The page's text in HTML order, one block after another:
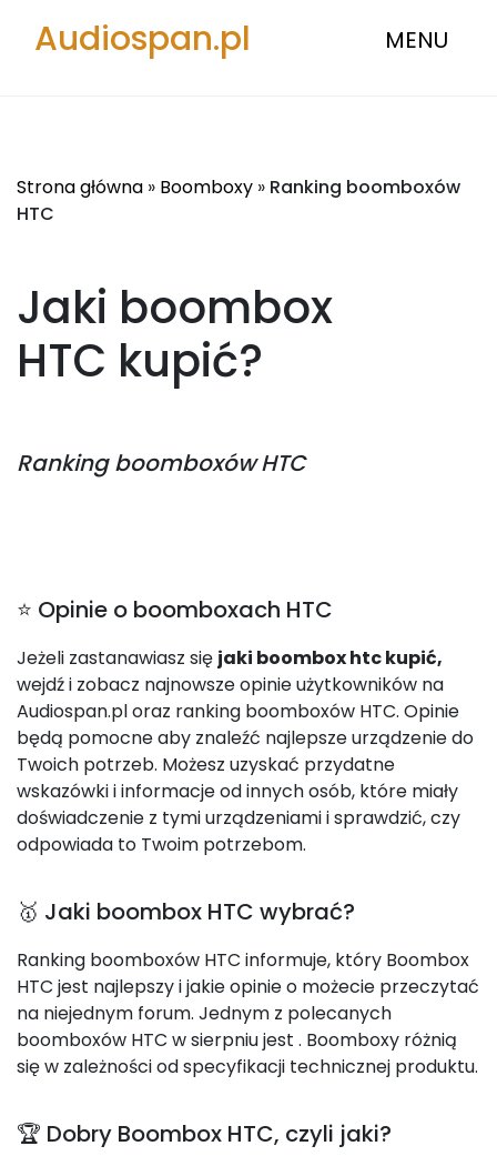
Audiospan.pl MENU
Strona główna » Boomboxy » Ranking boomboxów
HTC
Jaki boombox
HTC kupić?
Rankingboomboxów HTC
⭐ Opinie o boomboxach HTC
Jeżeli zastanawiasz się jaki boombox htc kupić,
wejdź i zobacz najnowsze opinie użytkowników na
Audiospan.pl oraz ranking boomboxów HTC. Opinie
będą pomocne aby znaleźć najlepsze urządzenie do
Twoich potrzeb. Możesz uzyskać przydatne
wskazówki i informacje od innych osób, które miały
doświadczenie z tymi urządzeniami i sprawdzić, czy
odpowiada to Twoim potrzebom.
🥇 Jaki boombox HTC wybrać?
Ranking boomboxów HTC informuje, który Boombox
HTC jest najlepszy i jakie opinie o możecie przeczytać
na niejednym forum. Jednym z polecanych
boomboxów HTC w sierpniu jest . Boomboxy różnią
się w zależności od specyfikacji technicznej produktu.
🏆 Dobry Boombox HTC, czyli jaki?